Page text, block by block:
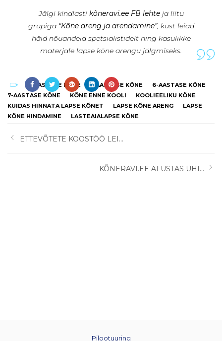
Jälgi kindlasti kõneravi.ee FB lehteja liitu
grupiga “Kõne areng ja arendamine”, kust leiad
häid nõuandeid spetsialistidelt ning kasulikke
materjale lapse kõne arengu jälgmiseks.
4-AASTASE KÕNE 5-AASTASE KÕNE
6-AASTASE KÕNE
7-AASTASE KÕNE
KÕNE ENNE KOOLI
KOOLIEELIKU KÕNE
KUIDAS HINNATA LAPSE KÕNET
LAPSE KÕNE ARENG
LAPSE
KÕNE HINDAMINE
LASTEAIALAPSE KÕNE
ETTEVÕTETE KOOSTÖÖ LEI...
KÕNERAVI.EE ALUSTAS ÜHI...
Pilootuuring